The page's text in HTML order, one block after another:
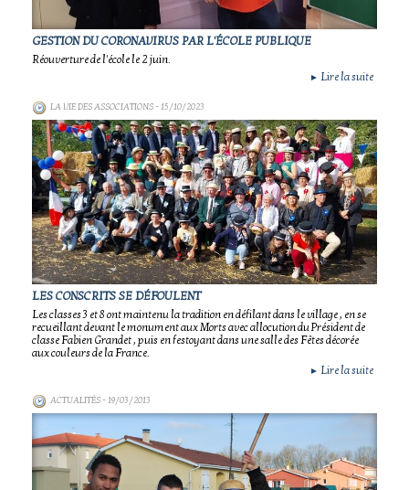
GESTION DU CORONAVIRUS PAR L'ÉCOLE PUBLIQUE
Réouverture de l'école le 2 juin.
► Lire la suite
LA VIE DES ASSOCIATIONS- 15/10/2023
LES CONSCRITS SE DÉFOULENT
Les classes 3 et 8 ont maintenu la tradition en défilant dans le village , en se
recueillant devant le monument aux Morts avec allocution du Président de
classe Fabien Grandet , puis en festoyant dans une salle des Fêtes décorée
aux couleurs de la France.
► Lire la suite
ACTUALITÉS- 19/03/2013